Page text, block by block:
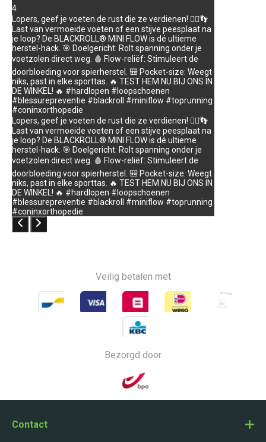
4
Lopers, geef je voeten de rust die ze verdienen! 🏃‍♂️👣
Last van vermoeide voeten of een stijve peesplaat na
je loop? De BLACKROLL® MINI FLOW is dé ultieme
herstel-hack. 🎯 Doelgericht: Rolt spanning onder je
voetzolen direct weg. 🩸 Flow-reliëf: Stimuleert de
doorbloeding voor spierherstel. 🎒 Pocket-size: Weegt
niks, past in elke sporttas. 🔥 TEST HEM NU BIJ ONS IN
DE WINKEL! 🔥 #hardlopen #loopschoenen
#blessurepreventie #blackroll #miniflow #toprunning
#coninxorthopedie
Lopers, geef je voeten de rust die ze verdienen! 🏃‍♂️👣
Last van vermoeide voeten of een stijve peesplaat na
je loop? De BLACKROLL® MINI FLOW is dé ultieme
herstel-hack. 🎯 Doelgericht: Rolt spanning onder je
voetzolen direct weg. 🩸 Flow-reliëf: Stimuleert de
doorbloeding voor spierherstel. 🎒 Pocket-size: Weegt
niks, past in elke sporttas. 🔥 TEST HEM NU BIJ ONS IN
DE WINKEL! 🔥 #hardlopen #loopschoenen
#blessurepreventie #blackroll #miniflow #toprunning
#coninxorthopedie
Veilig betalen met
Bezorgd door
Contact